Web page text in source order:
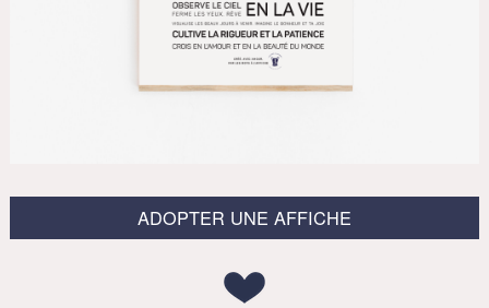
ADOPTER UNE AFFICHE